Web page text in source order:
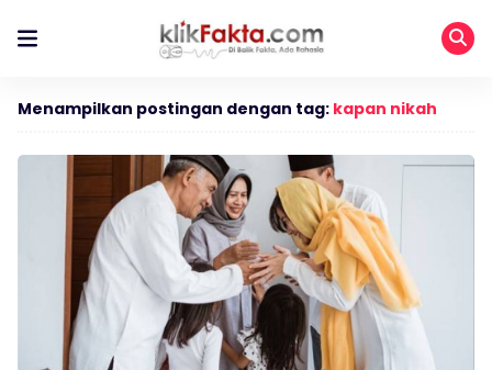
Menampilkan postingan dengan tag: kapan nikah